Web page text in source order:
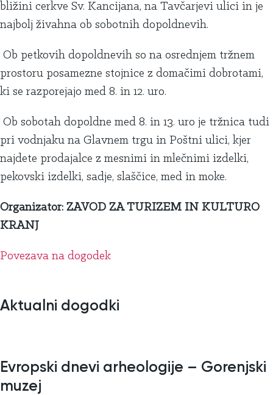
bližini cerkve Sv. Kancijana, na Tavčarjevi ulici in je
najbolj živahna ob sobotnih dopoldnevih.
Ob petkovih dopoldnevih so na osrednjem tržnem
prostoru posamezne stojnice z domačimi dobrotami,
ki se razporejajo med 8. in 12. uro.
Ob sobotah dopoldne med 8. in 13. uro je tržnica tudi
pri vodnjaku na Glavnem trgu in Poštni ulici, kjer
najdete prodajalce z mesnimi in mlečnimi izdelki,
pekovski izdelki, sadje, slaščice, med in moke.
Organizator: ZAVOD ZA TURIZEM IN KULTURO
KRANJ
Povezava na dogodek
Aktualni dogodki
Evropski dnevi arheologije – Gorenjski
muzej